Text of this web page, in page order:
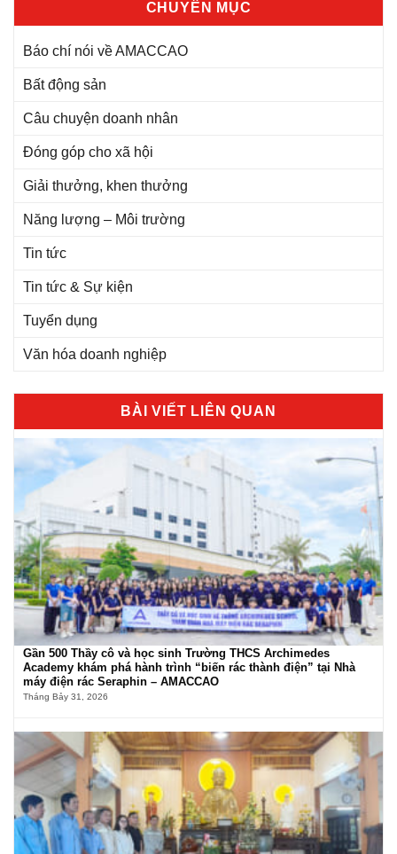
CHUYÊN MỤC
Báo chí nói về AMACCAO
Bất động sản
Câu chuyện doanh nhân
Đóng góp cho xã hội
Giải thưởng, khen thưởng
Năng lượng – Môi trường
Tin tức
Tin tức & Sự kiện
Tuyển dụng
Văn hóa doanh nghiệp
BÀI VIẾT LIÊN QUAN
Gần 500 Thầy cô và học sinh Trường THCS Archimedes
Academy khám phá hành trình “biến rác thành điện” tại Nhà
máy điện rác Seraphin – AMACCAO
Tháng Bảy 31, 2026